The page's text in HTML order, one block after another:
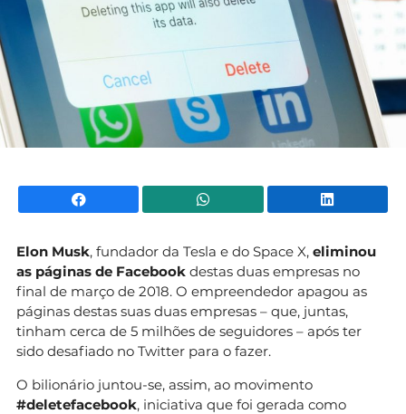
Facebook WhatsApp
Elon Musk, fundador da Tesla e do Space X, eliminou
as páginas de Facebook destas duas empresas no
final de março de 2018. O empreendedor apagou as
páginas destas suas duas empresas – que, juntas,
tinham cerca de 5 milhões de seguidores – após ter
sido desafiado no Twitter para o fazer.
O bilionário juntou-se, assim, ao movimento
#deletefacebook, iniciativa que foi gerada como